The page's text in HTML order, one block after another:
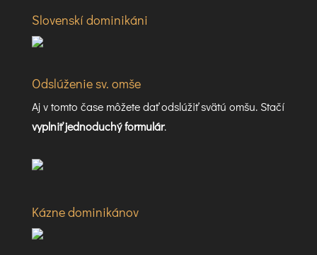
Slovenskí dominikáni
Odslúženie sv. omše
Aj v tomto čase môžete dať odslúžiť svätú omšu. Stačí
vyplniť jednoduchý formulár.
Kázne dominikánov